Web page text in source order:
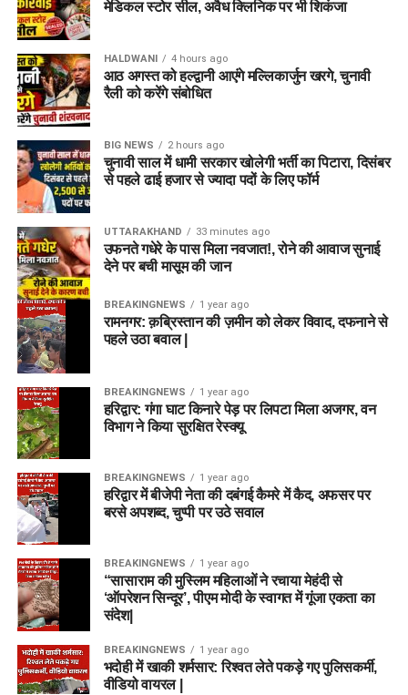
मेडिकल स्टोर सील, अवैध क्लिनिक पर भी शिकंजा
HALDWANI 4 hours ago
आठ अगस्त को हल्द्वानी आएंगे मल्लिकार्जुन खरगे, चुनावी
रैली को करेंगे संबोधित
BIG NEWS 2 hours ago
चुनावी साल में धामी सरकार खोलेगी भर्ती का पिटारा, दिसंबर
से पहले ढाई हजार से ज्यादा पदों के लिए फॉर्म
UTTARAKHAND 33 minutes ago
उफनते गधेरे के पास मिला नवजात!, रोने की आवाज सुनाई
देने पर बची मासूम की जान
BREAKINGNEWS 1 year ago
रामनगर: क़ब्रिस्तान की ज़मीन को लेकर विवाद, दफनाने से
पहले उठा बवाल |
BREAKINGNEWS 1 year ago
हरिद्वार: गंगा घाट किनारे पेड़ पर लिपटा मिला अजगर, वन
विभाग ने किया सुरक्षित रेस्क्यू
BREAKINGNEWS 1 year ago
हरिद्वार में बीजेपी नेता की दबंगई कैमरे में कैद, अफसर पर
बरसे अपशब्द, चुप्पी पर उठे सवाल
BREAKINGNEWS 1 year ago
“सासाराम की मुस्लिम महिलाओं ने रचाया मेहंदी से
‘ऑपरेशन सिन्दूर’, पीएम मोदी के स्वागत में गूंजा एकता का
संदेश|
BREAKINGNEWS 1 year ago
भदोही में खाकी शर्मसार: रिश्वत लेते पकड़े गए पुलिसकर्मी,
वीडियो वायरल |